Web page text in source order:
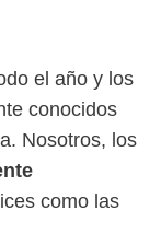
el año y los
conocidos
Nosotros, los
como las